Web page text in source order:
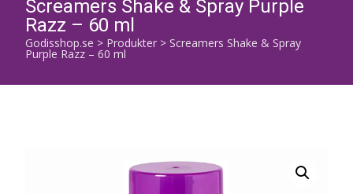
Screamers Shake & Spray Purple
Razz – 60 ml
Godisshop.se > Produkter > Screamers Shake & Spray
Purple Razz – 60 ml